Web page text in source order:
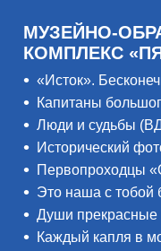
МУЗЕЙНО-
КОМПЛЕКС
«Исток».
Капитаны
Люди и судьбы
Исторический
Первопроходцы
Это наша с тобой
Души
Каждый капля в